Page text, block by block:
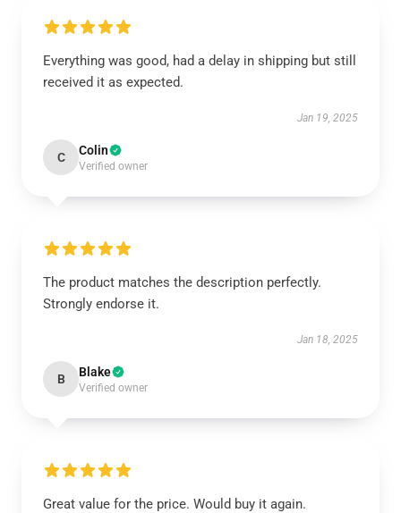
Everything was good, had a delay in shipping but still
received it as expected.
Jan 19, 2025
C Colin
Verified owner
The product matches the description perfectly.
Strongly endorse it.
Jan 18, 2025
B Blake
Verified owner
Great value for the price. Would buy it again.